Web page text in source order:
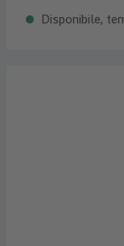
Disponibile,